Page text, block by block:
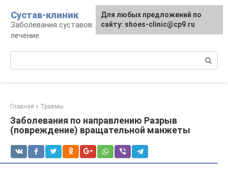
контенту
Сустав-клиник
Заболевания суставов: профилактика и
лечение
Главная » Травмы
Заболевания по направлению Разрыв
(повреждение) вращательной манжеты
Для любых предложений по
сайту: shoes-clinic@cp9.ru